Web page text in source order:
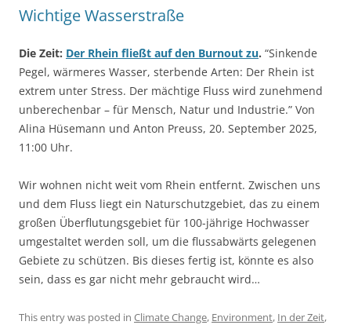
Wichtige Wasserstraße
Die Zeit: Der Rhein fließt auf den Burnout zu. “Sinkende
Pegel, wärmeres Wasser, sterbende Arten: Der Rhein ist
extrem unter Stress. Der mächtige Fluss wird zunehmend
unberechenbar – für Mensch, Natur und Industrie.” Von
Alina Hüsemann und Anton Preuss, 20. September 2025,
11:00 Uhr.
Wir wohnen nicht weit vom Rhein entfernt. Zwischen uns
und dem Fluss liegt ein Naturschutzgebiet, das zu einem
großen Überflutungsgebiet für 100-jährige Hochwasser
umgestaltet werden soll, um die flussabwärts gelegenen
Gebiete zu schützen. Bis dieses fertig ist, könnte es also
sein, dass es gar nicht mehr gebraucht wird…
This entry was posted in Climate Change, Environment, In der Zeit,